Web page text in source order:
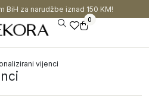
BiH za narudžbe iznad 150 KM!
0
vijenci